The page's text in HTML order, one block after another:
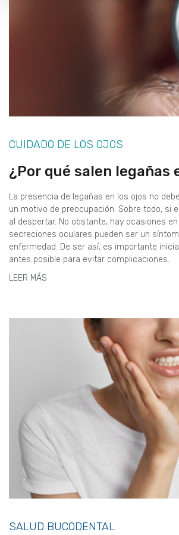
CUIDADO DE LOS OJOS
¿Por qué salen legañas
La presencia de legañas en los ojos no
un motivo de preocupación. Sobre todo, si
al despertar. No obstante, hay ocasiones
secreciones oculares pueden ser un
enfermedad. De ser así, es importante
antes posible para evitar complicaciones.
LEER MÁS
SALUD BUCODENTAL